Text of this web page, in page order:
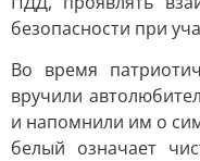
безопасности при
Во время
вручили
и напомнили им о
белый означает